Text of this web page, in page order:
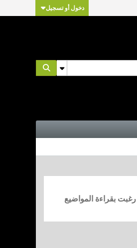
دخول أو تسجيل
رغبت بقراءة المواضيع